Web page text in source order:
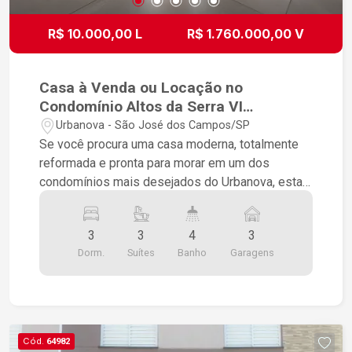
R$ 10.000,00 L R$ 1.760.000,00 V
Casa à Venda ou Locação no
Condomínio Altos da Serra VI
Urbanova | São José dos Campos
Urbanova - São José dos Campos/SP
Se você procura uma casa moderna, totalmente
reformada e pronta para morar em um dos
condomínios mais desejados do Urbanova, esta
construída em um terreno de 259 m², o imóvel
oferece ambientes amplos, excelente
acabamento e um projeto pensado para
proporcionando praticidade e acessibilidade;
3
Dorm.
3
Suítes
4
Banho
3
Garagens
Cód. 64982